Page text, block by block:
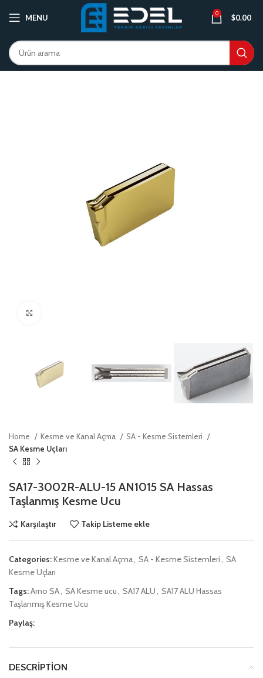
MENU 0 $0.00
Home Kesme ve Kanal Açma
SA - Kesme Sistemleri
SA Kesme Uçları
SA17-3002R-ALU-15 AN1015 SA Hassas
Taşlanmış Kesme Ucu
Karşılaştır Takip Listeme ekle
Categories:Kesme ve Kanal Açma SA - Kesme Sistemleri
SA
Kesme Uçları
Tags:Arno SA SA Kesme ucu SA17 ALU
SA17 ALU Hassas
Taşlanmış Kesme Ucu
Paylaş:
DESCRIPTION